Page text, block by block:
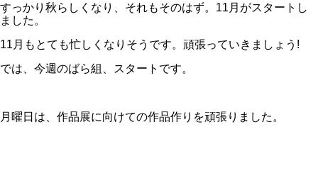
すっかり秋らしくなり、それもそのはず。11月がスタートし
ました。
11月もとても忙しくなりそうです。頑張っていきましょう!
では、今週のばら組、スタートです。
月曜日は、作品展に向けての作品作りを頑張りました。